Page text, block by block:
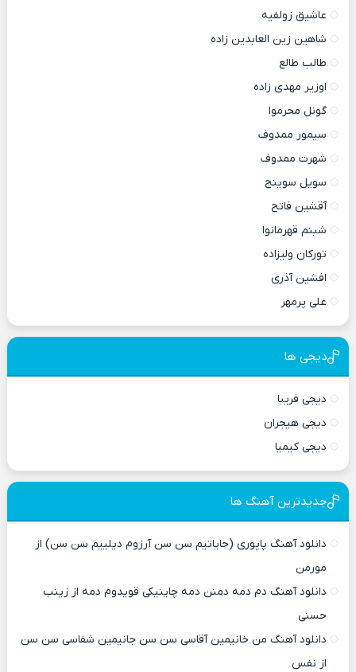
عاشیق زولفیه
شاهین زین العابدین زاده
طالب طالع
اوزیر مهدی زاده
گونل محرموا
سیمور ممدوف
شهرت ممدوف
سویل سوینج
آقشین فاتح
شبنم قهرمانوا
تورکان ولیزاده
افشین آذری
علی پرمهر
دیجی ها
دیجی فریبا
دیجی هیجران
دیجی کیمیا
جدیدترین آهنگ ها
دانلود آهنگ پاپوری (حایاتیم سن سن آرزوم دیلییم سن سن) از
مورمن
دانلود آهنگ دم دمه دمنن دمه چاینیکی قویدوم دمه از زینب
حسنی
دانلود آهنگ من خانیمین آقاسی سن سن جانیمین شفاسی سن سن
از نفس